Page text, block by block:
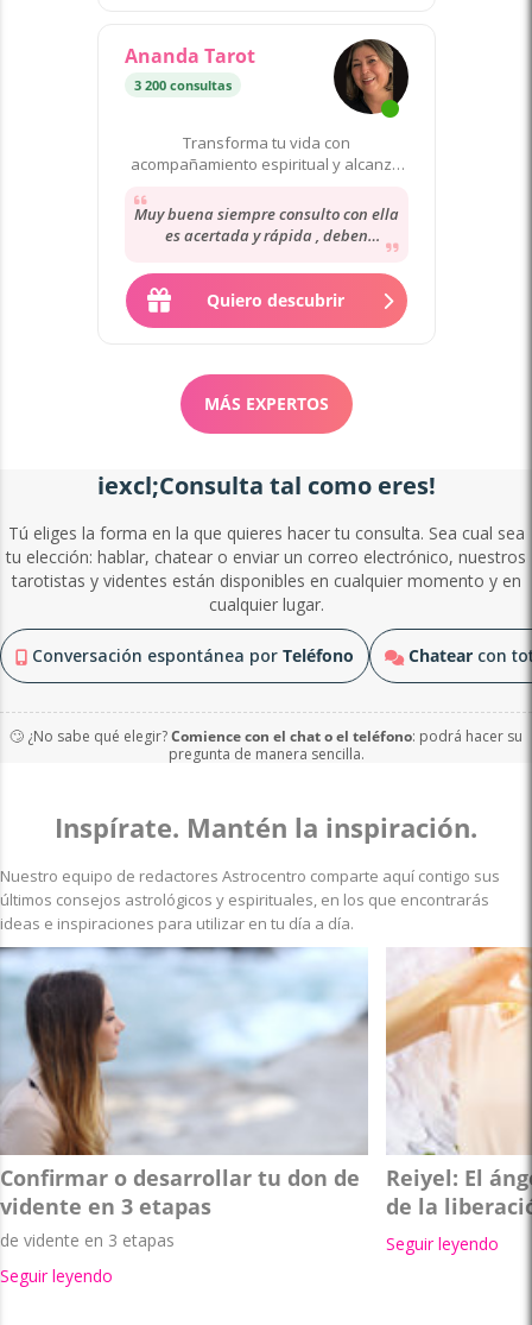
Ananda Tarot
3 200 consultas
Transforma tu vida con
acompañamiento espiritual y alcanza
Muy buena siempre consulto con ella
es acertada y rápida , deben
dicho la verdad
Quiero descubrir
MÁS EXPERTOS
iexcl;Consulta tal como eres!
Tú eliges la forma en la que quieres hacer tu consulta. Sea cual sea
tu elección: hablar, chatear o enviar un correo electrónico, nuestros
tarotistas y videntes están disponibles en cualquier momento y en
cualquier lugar.
Conversación espontánea por Teléfono Chatear con
🙄 ¿No sabe qué elegir?Comience con el chat o el teléfono: podrá hacer su
pregunta de manera sencilla.
Inspírate. Mantén la inspiración.
Nuestro equipo de redactores Astrocentro comparte aquí contigo sus
últimos consejos astrológicos y espirituales, en los que encontrarás
ideas e inspiraciones para utilizar en tu día a día.
Confirmar o desarrollar tu don de
vidente en 3 etapas
de vidente en 3 etapas
Seguir leyendo
Reiyel: El
de la
Seguir leyendo